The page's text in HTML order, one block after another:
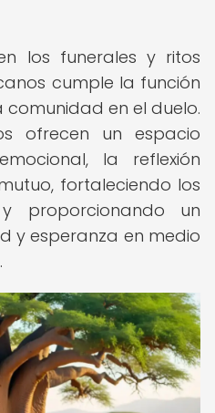
los funerales y ritos
cumple la función
en el duelo.
ofrecen un espacio
la reflexión
fortaleciendo los
proporcionando un
y esperanza en medio